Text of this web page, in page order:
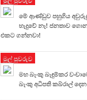
මේ ආණ්ඩුව පහුගිය
හැදුවේ නෑ! ජනතාව
එකට ගන්නවා!
මුල් පුවරුව
මහ බැංකු බැඳුම්කර
බැංකු අධිපති කබ්රාල්